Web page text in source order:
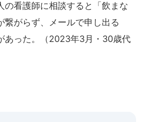
の看護師に相談すると「飲まな
繋がらず、メールで申し出る
あった。（2023年3月・30歳代